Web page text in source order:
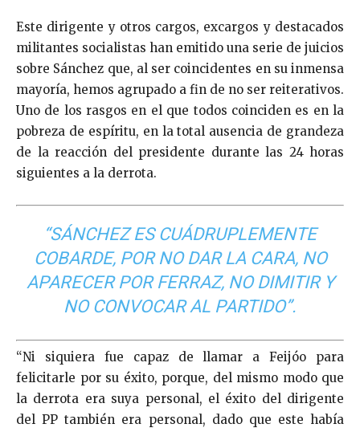
Este dirigente y otros cargos, excargos y destacados
militantes socialistas han emitido una serie de juicios
sobre Sánchez que, al ser coincidentes en su inmensa
mayoría, hemos agrupado a fin de no ser reiterativos.
Uno de los rasgos en el que todos coinciden es en la
pobreza de espíritu, en la total ausencia de grandeza
de la reacción del presidente durante las 24 horas
siguientes a la derrota.
“SÁNCHEZ ES CUÁDRUPLEMENTE
COBARDE, POR NO DAR LA CARA, NO
APARECER POR FERRAZ, NO DIMITIR Y
NO CONVOCAR AL PARTIDO”.
“Ni siquiera fue capaz de llamar a Feijóo para
felicitarle por su éxito, porque, del mismo modo que
la derrota era suya personal, el éxito del dirigente
del PP también era personal, dado que este había